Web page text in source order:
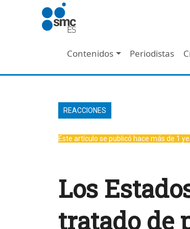
Pasar al contenido principal
Navegación
Contenidos Periodistas
REACCIONES
Este artículo se publicó hace más de 1
Los
tratado de